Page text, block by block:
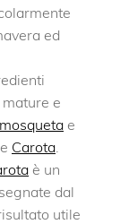
ed
e
e
e Carota
è un
dal
utile